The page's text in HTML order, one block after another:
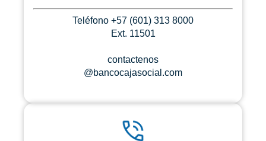
Teléfono +57 (601) 313 8000
Ext. 11501
contactenos
@bancocajasocial.com